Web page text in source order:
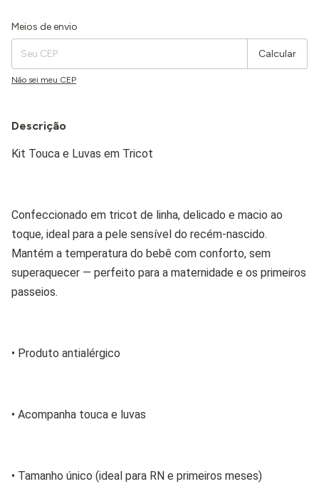
Entregas para o CEP:
Meios de envio
Calcular
Não sei meu CEP
Descrição
Kit Touca e Luvas em Tricot
Confeccionado em tricot de linha, delicado e macio ao
toque, ideal para a pele sensível do recém-nascido.
Mantém a temperatura do bebê com conforto, sem
superaquecer — perfeito para a maternidade e os primeiros
passeios.
• Produto antialérgico
• Acompanha touca e luvas
• Tamanho único (ideal para RN e primeiros meses)